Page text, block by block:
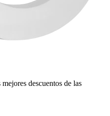
descuentos de las